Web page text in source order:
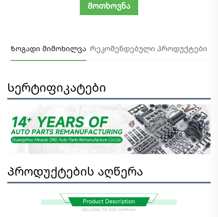
Მოთხოვნა
Ზოგადი მიმოხილვა Რეკომენდებული პროდუქტები
Სერტიფიკატები
Პროდუქტების აღწერა